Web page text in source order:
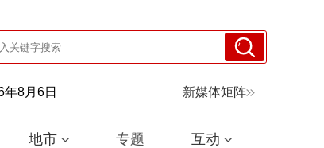
年8月6日 新媒体矩阵
地市 专题 互动